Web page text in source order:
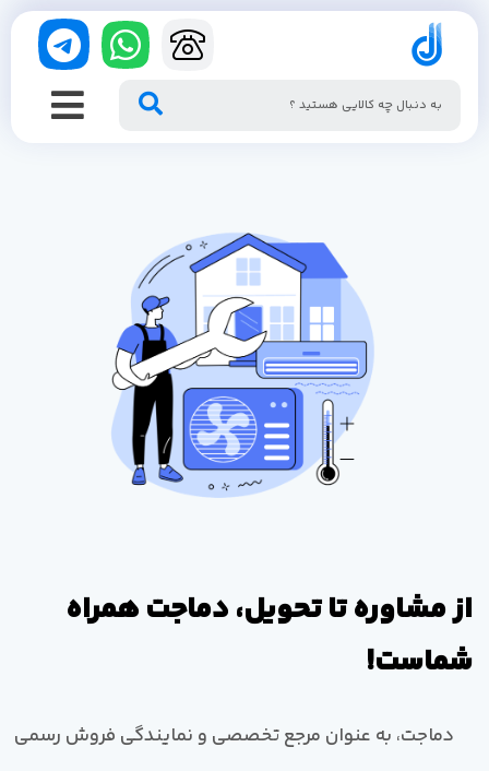
از مشاوره تا تحویل، دماجت همراه
شماست!
دماجت، به عنوان مرجع تخصصی و نمایندگی فروش رسمی